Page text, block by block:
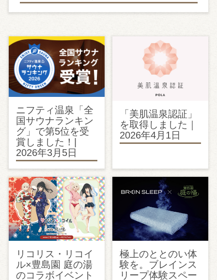
ニフティ温泉「全
国サウナランキン
グ」で第5位を受
賞しました！|
2026年3月5日
「美肌温泉認証」
を取得しました｜
2026年4月1日
リコリス・リコイ
ル×豊島園 庭の湯
のコラボイベント
極上のととのい体
験を。ブレインス
リープ体験スペー